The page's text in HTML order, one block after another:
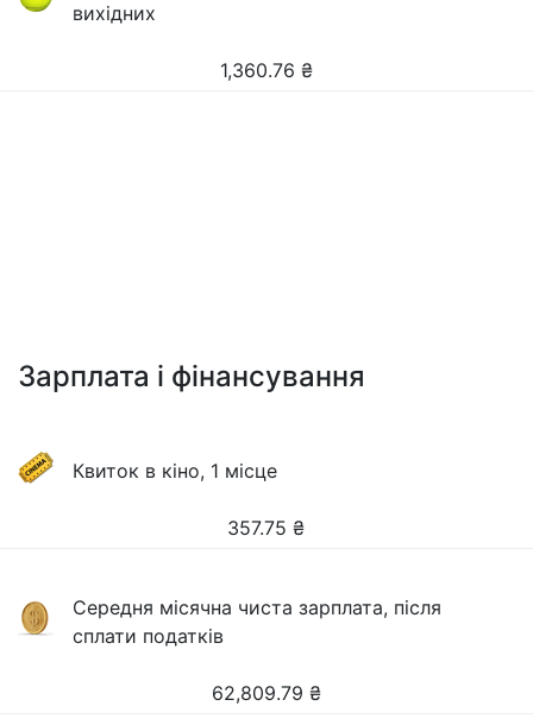
вихідних
1,360.76 ₴
Зарплата і фінансування
Квиток в кіно, 1 місце
357.75 ₴
Середня місячна чиста зарплата, після
сплати податків
62,809.79 ₴